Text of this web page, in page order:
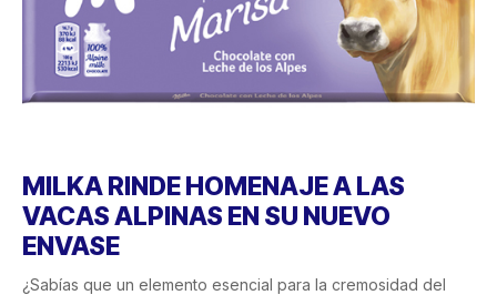
MILKA RINDE HOMENAJE A LAS
VACAS ALPINAS EN SU NUEVO
ENVASE
¿Sabías que un elemento esencial para la cremosidad del